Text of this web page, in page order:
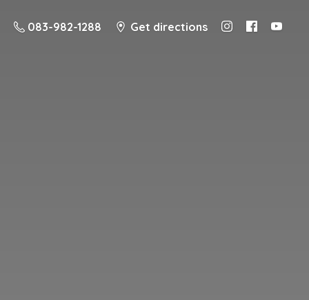
083-982-1288 Get directions